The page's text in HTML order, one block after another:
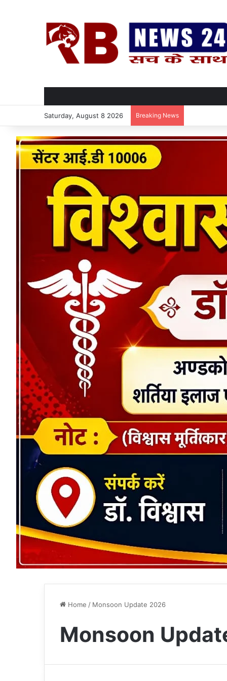
Saturday, August 8 2026 Breaking News
Home / Monsoon Update 2026
Monsoon